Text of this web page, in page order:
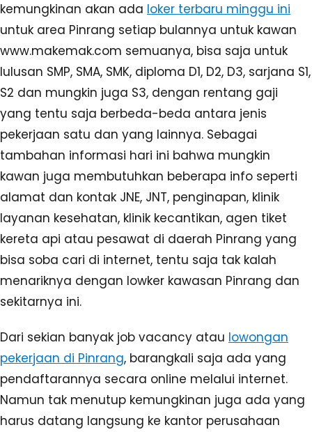
kemungkinan akan ada loker terbaru minggu ini
untuk area Pinrang setiap bulannya untuk kawan
www.makemak.com semuanya, bisa saja untuk
lulusan SMP, SMA, SMK, diploma D1, D2, D3, sarjana S1,
S2 dan mungkin juga S3, dengan rentang gaji
yang tentu saja berbeda-beda antara jenis
pekerjaan satu dan yang lainnya. Sebagai
tambahan informasi hari ini bahwa mungkin
kawan juga membutuhkan beberapa info seperti
alamat dan kontak JNE, JNT, penginapan, klinik
layanan kesehatan, klinik kecantikan, agen tiket
kereta api atau pesawat di daerah Pinrang yang
bisa soba cari di internet, tentu saja tak kalah
menariknya dengan lowker kawasan Pinrang dan
sekitarnya ini.
Dari sekian banyak job vacancy atau lowongan
pekerjaan di Pinrang, barangkali saja ada yang
pendaftarannya secara online melalui internet.
Namun tak menutup kemungkinan juga ada yang
harus datang langsung ke kantor perusahaan